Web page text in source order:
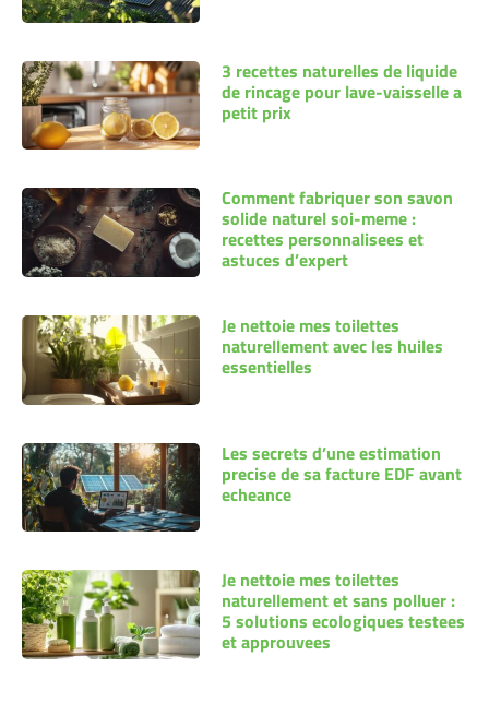
3 recettes naturelles de liquide
de rincage pour lave-vaisselle a
petit prix
Comment fabriquer son savon
solide naturel soi-meme :
recettes personnalisees et
astuces d’expert
Je nettoie mes toilettes
naturellement avec les huiles
essentielles
Les secrets d’une estimation
precise de sa facture EDF avant
echeance
Je nettoie mes toilettes
naturellement et sans polluer :
5 solutions ecologiques testees
et approuvees